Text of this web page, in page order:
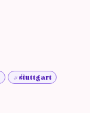
#stuttgart